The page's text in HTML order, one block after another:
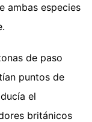
ambas especies
de paso
puntos de
el
británicos